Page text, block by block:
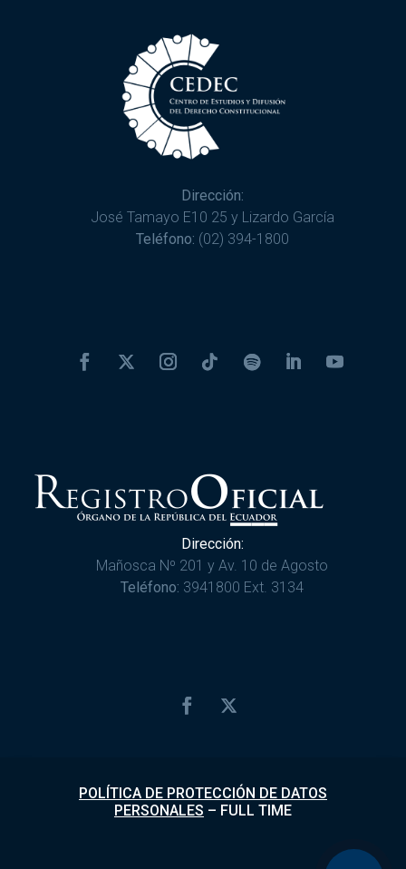
Dirección:
José Tamayo E10 25 y Lizardo García
Teléfono: (02) 394-1800
Dirección:
Mañosca Nº 201 y Av. 10 de Agosto
Teléfono: 3941800 Ext. 3134
POLÍTICA DE PROTECCIÓN DE DATOS
PERSONALES – FULL TIME